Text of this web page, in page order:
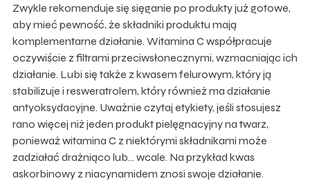
Zwykle rekomenduje się sięganie po produkty już gotowe,
aby mieć pewność, że składniki produktu mają
komplementarne działanie. Witamina C współpracuje
oczywiście z filtrami przeciwsłonecznymi, wzmacniając ich
działanie. Lubi się także z kwasem felurowym, który ją
stabilizuje i resweratrolem, który również ma działanie
antyoksydacyjne. Uważnie czytaj etykiety, jeśli stosujesz
rano więcej niż jeden produkt pielęgnacyjny na twarz,
ponieważ witamina C z niektórymi składnikami może
zadziałać drażniąco lub… wcale. Na przykład kwas
askorbinowy z niacynamidem znosi swoje działanie.